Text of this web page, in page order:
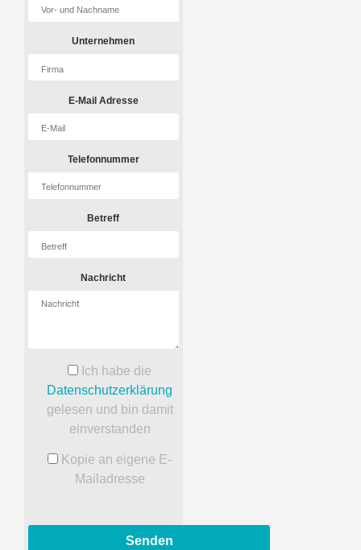
Unternehmen
E-Mail Adresse
Telefonnummer
Betreff
Nachricht
Ich habe die
Datenschutzerklärung
gelesen und bin damit
einverstanden
Kopie an eigene E-
Mailadresse